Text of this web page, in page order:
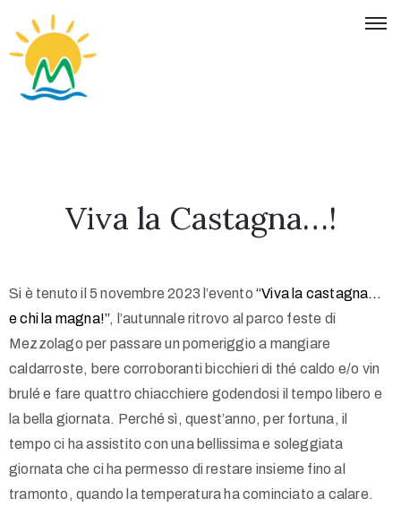
Viva la Castagna…!
Si è tenuto il 5 novembre 2023 l’evento “Viva la castagna…
e chi la magna!”, l’autunnale ritrovo al parco feste di
Mezzolago per passare un pomeriggio a mangiare
caldarroste, bere corroboranti bicchieri di thé caldo e/o vin
brulé e fare quattro chiacchiere godendosi il tempo libero e
la bella giornata. Perché sì, quest’anno, per fortuna, il
tempo ci ha assistito con una bellissima e soleggiata
giornata che ci ha permesso di restare insieme fino al
tramonto, quando la temperatura ha cominciato a calare.